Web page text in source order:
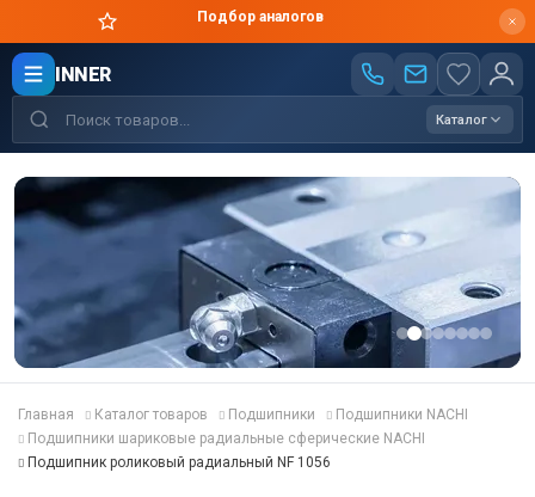
Цены производителя
INNER
Каталог
Главная Каталог товаров Подшипники
Подшипники NACHI
Подшипники шариковые радиальные сферические NACHI
Подшипник роликовый радиальный NF 1056